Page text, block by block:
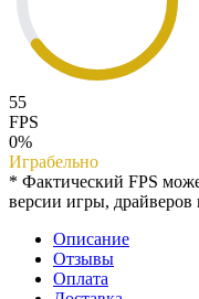
55
FPS
0%
Играбельно
* Фактический FPS
версии игры, драйверов
Описание
Отзывы
Оплата